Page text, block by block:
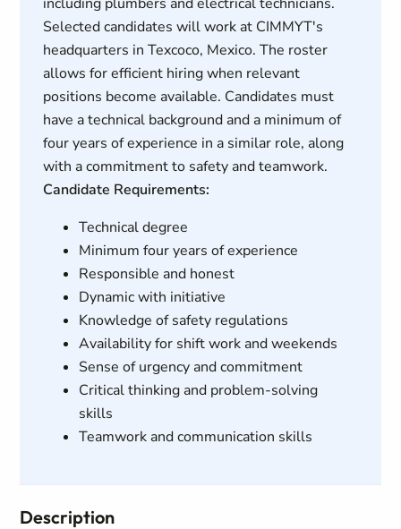
Selected candidates will work at CIMMYT's
headquarters in Texcoco, Mexico. The roster
allows for efficient hiring when relevant
positions become available. Candidates must
have a technical background and a minimum of
four years of experience in a similar role, along
with a commitment to safety and teamwork.
Candidate Requirements:
Technical degree
Minimum four years of experience
Responsible and honest
Dynamic with initiative
Knowledge of safety regulations
Availability for shift work and weekends
Sense of urgency and commitment
Critical thinking and problem-solving
skills
Teamwork and communication skills
Description